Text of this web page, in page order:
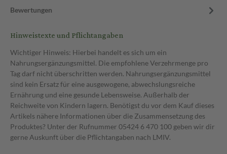
Bewertungen
Hinweistexte und Pflichtangaben
Wichtiger Hinweis: Hierbei handelt es sich um ein
Nahrungsergänzungsmittel. Die empfohlene Verzehrmenge pro
Tag darf nicht überschritten werden. Nahrungsergänzungsmittel
sind kein Ersatz für eine ausgewogene, abwechslungsreiche
Ernährung und eine gesunde Lebensweise. Außerhalb der
Reichweite von Kindern lagern. Benötigst du vor dem Kauf dieses
Artikels nähere Informationen über die Zusammensetzung des
Produktes? Unter der Rufnummer 05424 6 470 100 geben wir dir
gerne Auskunft über die Pflichtangaben nach LMIV.